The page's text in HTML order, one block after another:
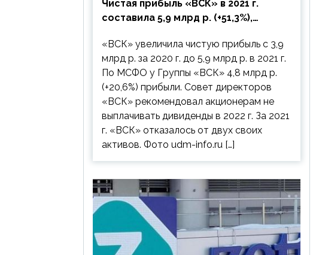
Чистая прибыль «ВСК» в 2021 г.
составила 5,9 млрд р. (+51,3%),
выплачивать
«ВСК» увеличила чистую прибыль с 3,9
млрд р. за 2020 г. до 5,9 млрд р. в 2021 г.
По МСФО у Группы «ВСК» 4,8 млрд р.
(+20,6%) прибыли. Совет директоров
«ВСК» рекомендовал акционерам не
выплачивать дивиденды в 2022 г. За 2021
г. «ВСК» отказалось от двух своих
активов. Фото udm-info.ru […]